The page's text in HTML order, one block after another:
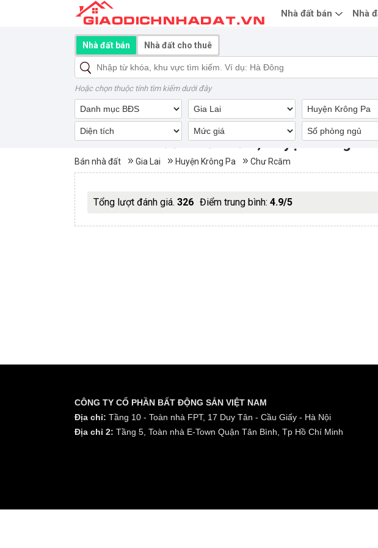
Mua bán nhà đất Chư Rcăm, Huyện Krông Pa
Bán nhà đất Gia Lai Huyện Krông Pa Chư Rcăm
Tổng lượt đánh giá. 326 Điểm trung bình: 4.9/5
Nhà đất bán Nhà đất cho thuê
Hoặc chọn thuộc tính tìm kiếm dưới đây
Nhà đất bán Nhà
CÔNG TY CỔ PHẦN BẤT ĐỘNG SẢN VIỆT NAM
Địa chỉ: Tầng 10 - Toàn nhà FPT, 17 Duy Tân - Cầu Giấy - Hà Nội
Địa chỉ 2: Tầng 5, Toàn nhà E-Town Quận Tân Bình, Tp Hồ Chí Minh